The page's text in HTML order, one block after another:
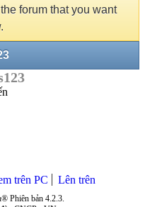
forum that you want
trên PC Lên trên
Phiên bản 4.2.3.